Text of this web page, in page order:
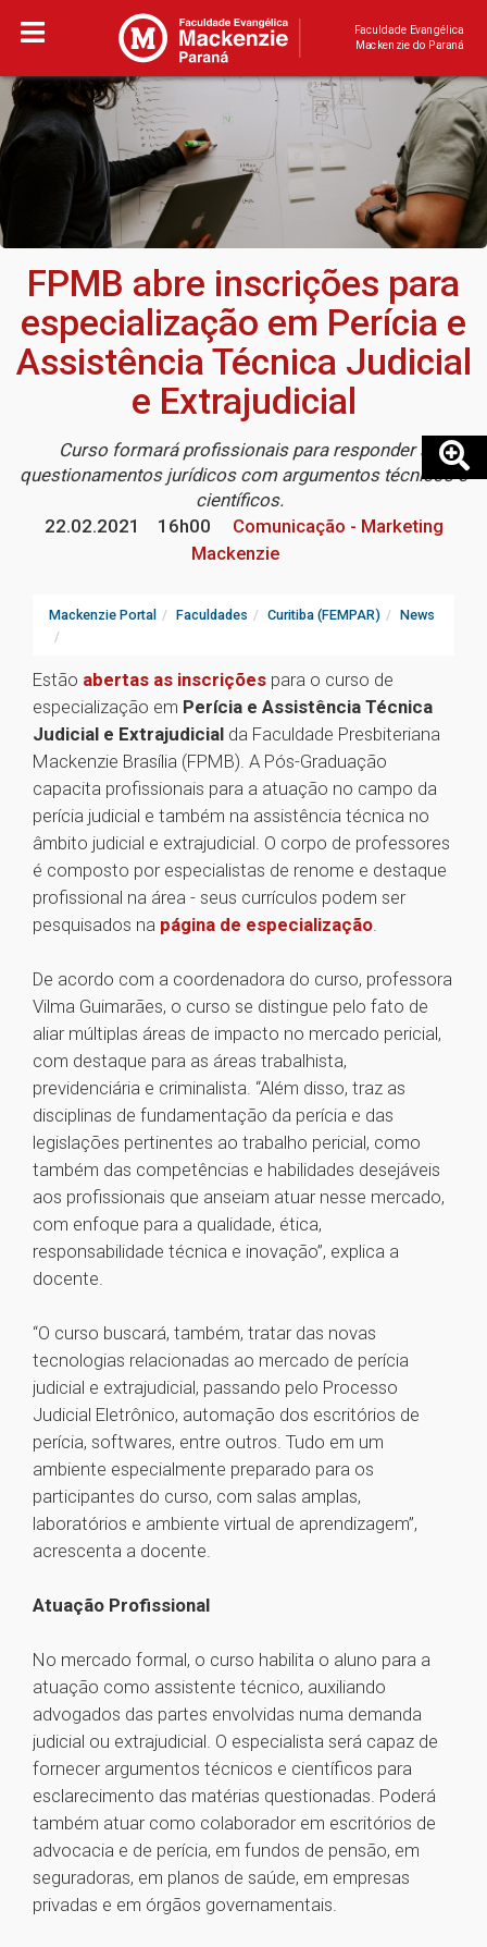
Faculdade Evangélica
Mackenzie do Paraná
FPMB abre inscrições para
especialização em Perícia e
Assistência Técnica Judicial
e Extrajudicial
Curso formará profissionais para responder a
questionamentos jurídicos com argumentos técnicos e
científicos.
22.02.2021
16h00
Comunicação - Marketing
Mackenzie
Mackenzie Portal Faculdades Curitiba (FEMPAR) News
Estão abertas as inscrições para o curso de
especialização em Perícia e Assistência Técnica
Judicial e Extrajudicial da Faculdade Presbiteriana
Mackenzie Brasília (FPMB). A Pós-Graduação
capacita profissionais para a atuação no campo da
perícia judicial e também na assistência técnica no
âmbito judicial e extrajudicial. O corpo de professores
é composto por especialistas de renome e destaque
profissional na área - seus currículos podem ser
pesquisados na página de especialização.
De acordo com a coordenadora do curso, professora
Vilma Guimarães, o curso se distingue pelo fato de
aliar múltiplas áreas de impacto no mercado pericial,
com destaque para as áreas trabalhista,
previdenciária e criminalista. “Além disso, traz as
disciplinas de fundamentação da perícia e das
legislações pertinentes ao trabalho pericial, como
também das competências e habilidades desejáveis
aos profissionais que anseiam atuar nesse mercado,
com enfoque para a qualidade, ética,
responsabilidade técnica e inovação”, explica a
docente.
“O curso buscará, também, tratar das novas
tecnologias relacionadas ao mercado de perícia
judicial e extrajudicial, passando pelo Processo
Judicial Eletrônico, automação dos escritórios de
perícia, softwares, entre outros. Tudo em um
ambiente especialmente preparado para os
participantes do curso, com salas amplas,
laboratórios e ambiente virtual de aprendizagem”,
acrescenta a docente.
Atuação Profissional
No mercado formal, o curso habilita o aluno para a
atuação como assistente técnico, auxiliando
advogados das partes envolvidas numa demanda
judicial ou extrajudicial. O especialista será capaz de
fornecer argumentos técnicos e científicos para
esclarecimento das matérias questionadas. Poderá
também atuar como colaborador em escritórios de
advocacia e de perícia, em fundos de pensão, em
seguradoras, em planos de saúde, em empresas
privadas e em órgãos governamentais.